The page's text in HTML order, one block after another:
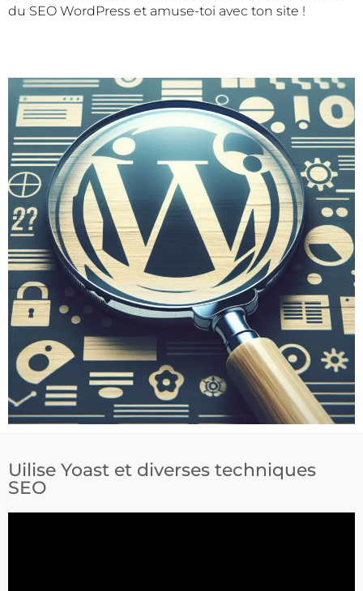
du SEO WordPress et amuse-toi avec ton site !
Uilise Yoast et diverses techniques
SEO